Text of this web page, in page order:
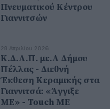
Πνευματικού Κέντρου
Γιαννιτσών
28 Απριλίου 2026
Κ.Δ.Α.Π. με.Α Δήμου
Πέλλας - Διεθνή
Έκθεση Κεραμικής στα
Γιαννιτσά: «Άγγιξε
ΜΕ» - Touch ME